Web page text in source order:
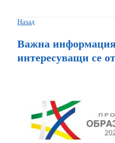
Назад
Важна информация
интересуващи се